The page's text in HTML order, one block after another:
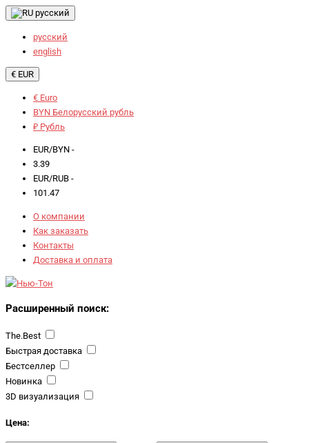
русский
русский
english
€ EUR
€ Euro
BYN Белорусский рубль
₽ Рубль
EUR/BYN -
3.39
EUR/RUB -
101.47
О компании
Как заказать
Контакты
Доставка и оплата
Расширенный поиск:
The.Best
Быстрая доставка
Бестселлер
Новинка
3D визуализация
Цена: